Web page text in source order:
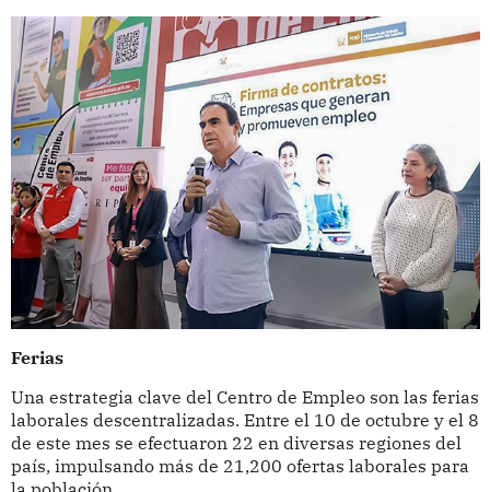
Ferias
Una estrategia clave del Centro de Empleo son las ferias
laborales descentralizadas. Entre el 10 de octubre y el 8
de este mes se efectuaron 22 en diversas regiones del
país, impulsando más de 21,200 ofertas laborales para